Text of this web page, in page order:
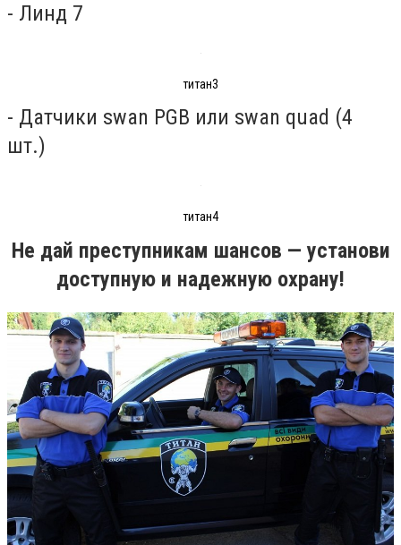
- Линд 7
титан3
- Датчики swan PGB или swan quad (4
шт.)
титан4
Не дай преступникам шансов — установи
доступную и надежную охрану!